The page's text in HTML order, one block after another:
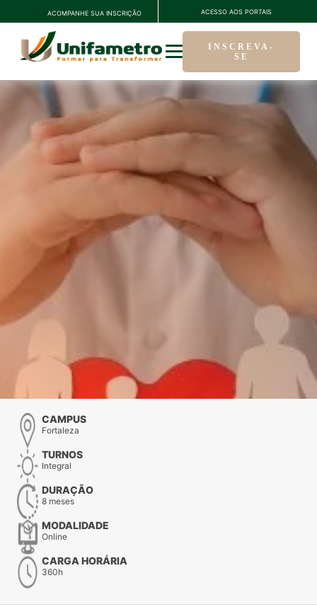
ACOMPANHE SUA INSCRIÇÃO ACESSO AOS PORTAIS
INSCREVA-
SE
CAMPUS
Fortaleza
TURNOS
Integral
DURAÇÃO
8 meses
MODALIDADE
Online
CARGA HORÁRIA
360h